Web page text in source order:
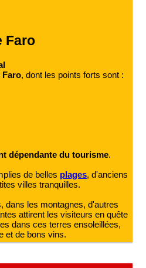
Faro
Faro, dont les points forts sont :
dépendante du tourisme.
de belles plages, d'anciens
villes tranquilles.
dans les montagnes, d'autres
attirent les visiteurs en quête
dans ces terres ensoleillées,
et de bons vins.